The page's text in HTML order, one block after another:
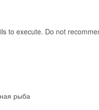
to execute. Do not
рыба